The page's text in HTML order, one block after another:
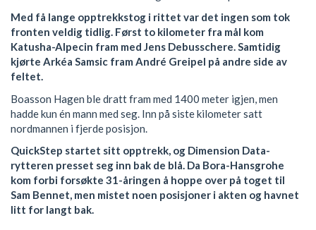
Med få lange opptrekkstog i rittet var det ingen som tok
fronten veldig tidlig. Først to kilometer fra mål kom
Katusha-Alpecin fram med Jens Debusschere. Samtidig
kjørte Arkéa Samsic fram André Greipel på andre side av
feltet.
Boasson Hagen ble dratt fram med 1400 meter igjen, men
hadde kun én mann med seg. Inn på siste kilometer satt
nordmannen i fjerde posisjon.
QuickStep startet sitt opptrekk, og Dimension Data-
rytteren presset seg inn bak de blå. Da Bora-Hansgrohe
kom forbi forsøkte 31-åringen å hoppe over på toget til
Sam Bennet, men mistet noen posisjoner i akten og havnet
litt for langt bak.